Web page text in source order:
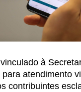
à
atendimento
contribuintes